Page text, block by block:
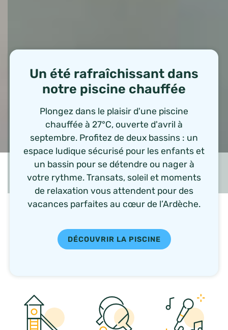
Un été rafraîchissant dans
notre piscine chauffée
Plongez dans le plaisir d'une piscine
chauffée à 27°C, ouverte d'avril à
septembre. Profitez de deux bassins : un
espace ludique sécurisé pour les enfants et
un bassin pour se détendre ou nager à
votre rythme. Transats, soleil et moments
de relaxation vous attendent pour des
vacances parfaites au cœur de l’Ardèche.
DÉCOUVRIR LA PISCINE